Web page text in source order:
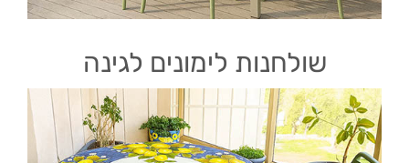
שולחנות לימונים לגינה